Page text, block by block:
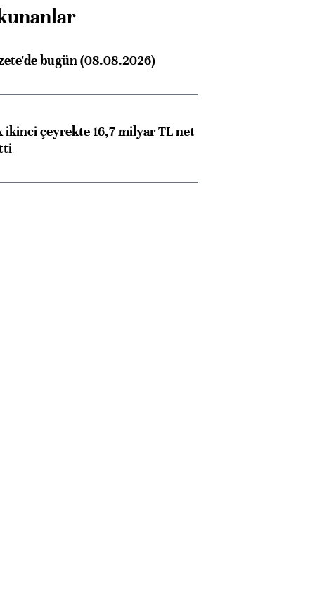
bugün (08.08.2026)
ikinci çeyrekte 16,7 milyar TL net